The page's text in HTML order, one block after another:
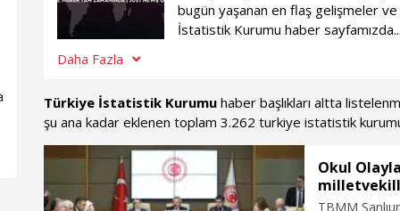
bugün yaşanan en flaş gelişmeler
İstatistik Kurumu haber sayfamızda...
Daha Fazla
Türkiye İstatistik Kurumu haber başlıkları altta
şu ana kadar eklenen toplam 3.262 turkiye istatistik
Okul
TBMM